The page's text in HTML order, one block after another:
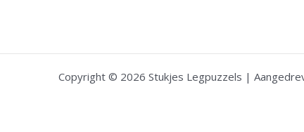
Copyright © 2026 Stukjes Legpuzzels |